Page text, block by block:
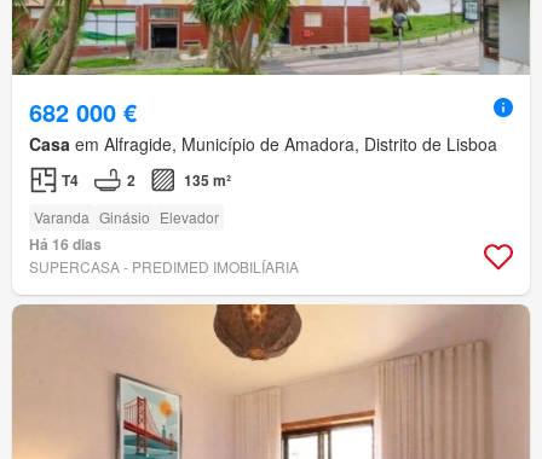
682 000 €
Casa em Alfragide, Município de Amadora, Distrito de Lisboa
T4 2 135 m²
Varanda Ginásio Elevador
Há 16 dias
SUPERCASA - PREDIMED IMOBILÍARIA